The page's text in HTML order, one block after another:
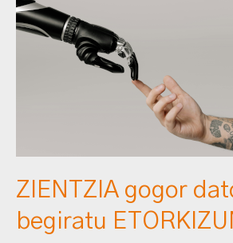
ZIENTZIA gogor
begiratu
ZIENTZIA
gogor